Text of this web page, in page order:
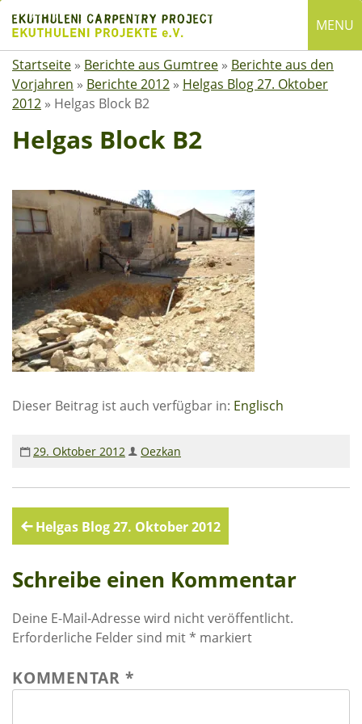
content
MENU
English
Deutsch
SUCHE
ÜBER EKUTHULENI
Startseite
Über uns
Satzung
Mitgliedschaft
Spenden
Kontakt I Infos zum Download
EKUTHULENI ZIMBABWE
Ausbildung in Ekuthuleni
Rundbriefe
Termine
Startseite » Berichte aus Gumtree » Berichte aus den
Vorjahren » Berichte 2012 » Helgas Blog 27. Oktober
2012 » Helgas Block B2
Helgas Block B2
Dieser Beitrag ist auch verfügbar in: Englisch
29. Oktober 2012 Oezkan
Beitragsnavigation
Helgas Blog 27. Oktober 2012
Schreibe einen Kommentar
Deine E-Mail-Adresse wird nicht veröffentlicht.
Erforderliche Felder sind mit* markiert
KOMMENTAR *